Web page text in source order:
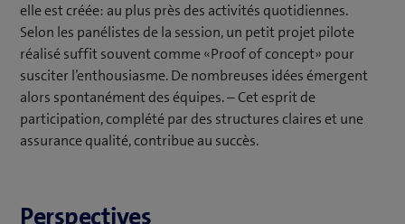
elle est créée: au plus près des activités quotidiennes.
Selon les panélistes de la session, un petit projet pilote
réalisé suffit souvent comme «Proof of concept» pour
susciter l’enthousiasme. De nombreuses idées émergent
alors spontanément des équipes. – Cet esprit de
participation, complété par des structures claires et une
assurance qualité, contribue au succès.
Perspectives